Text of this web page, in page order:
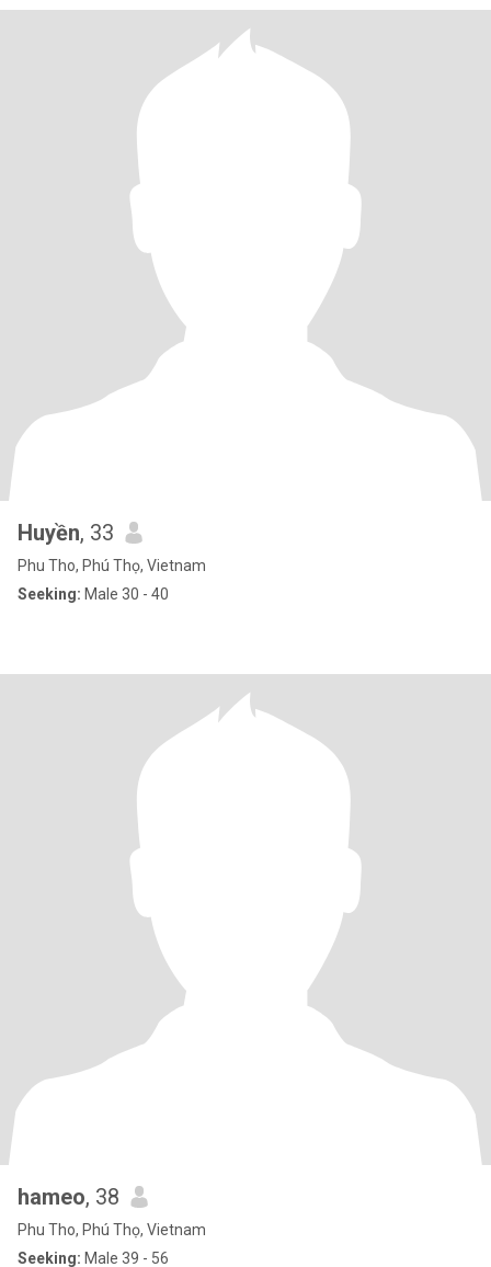
Huyền, 33
Phu Tho, Phú Thọ, Vietnam
Seeking: Male 30 - 40
hameo, 38
Phu Tho, Phú Thọ, Vietnam
Seeking: Male 39 - 56